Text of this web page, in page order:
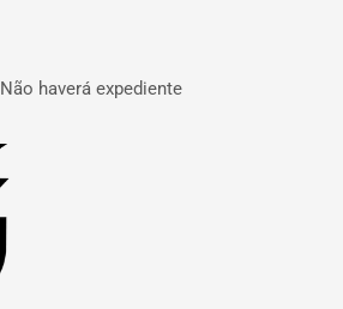
Não haverá expediente